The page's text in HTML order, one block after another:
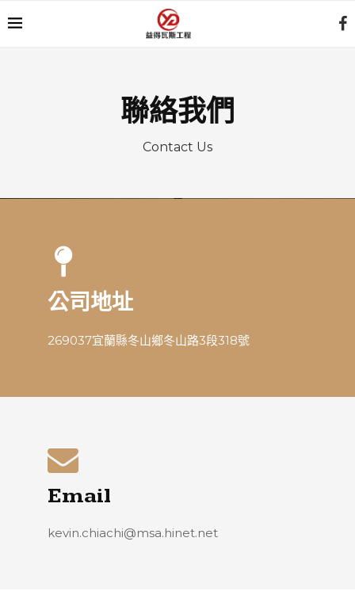
聯絡我們
Contact Us
公司地址
269037宜蘭縣冬山鄉冬山路3段318號
Email
kevin.chiachi@msa.hinet.net